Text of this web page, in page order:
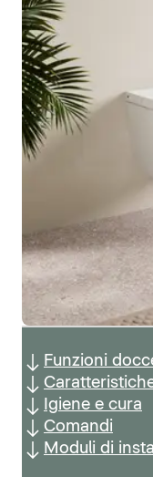
Funzioni
Igiene e cura
Comandi
Moduli di